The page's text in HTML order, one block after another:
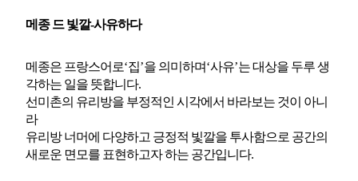
메종 드 빛깔-사유하다
메종은 프랑스어로‘집’을 의미하며‘사유’는 대상을 두루 생
각하는 일을 뜻합니다.
선미촌의 유리방을 부정적인 시각에서 바라보는 것이 아니
라
유리방 너머에 다양하고 긍정적 빛깔을 투사함으로 공간의
새로운 면모를 표현하고자 하는 공간입니다.